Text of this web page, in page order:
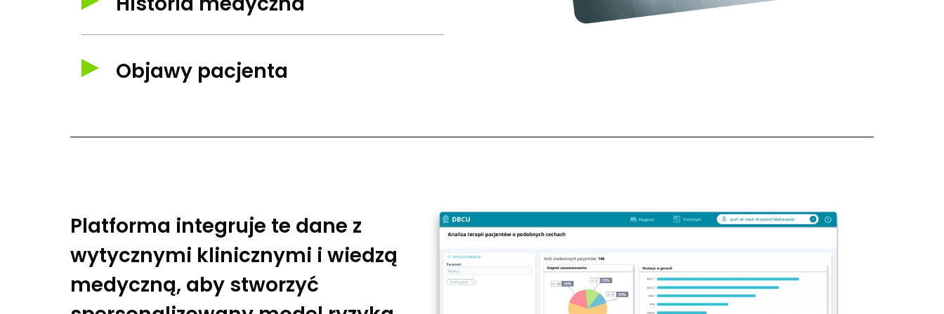
Objawy pacjenta
Platforma integruje te dane z
wytycznymi klinicznymi i wiedzą
medyczną, aby stworzyć